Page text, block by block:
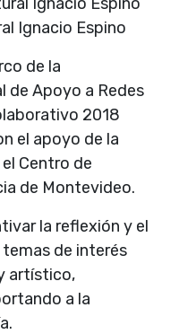
Ignacio Espino
de la
de Apoyo a Redes
2018
el apoyo de la
Centro de
de Montevideo.
la reflexión y el
de interés
artístico,
a la